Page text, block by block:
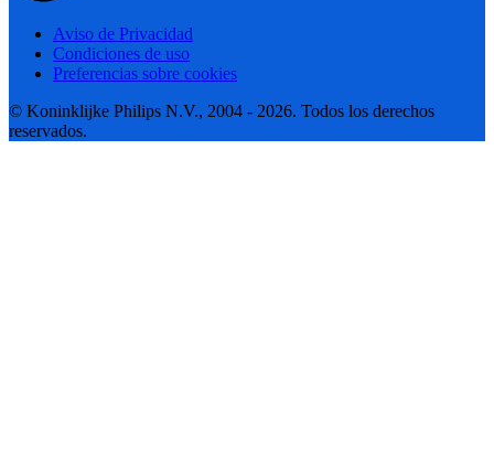
Aviso de Privacidad
Condiciones de uso
Preferencias sobre cookies
© Koninklijke Philips N.V., 2004 - 2026. Todos los derechos
reservados.